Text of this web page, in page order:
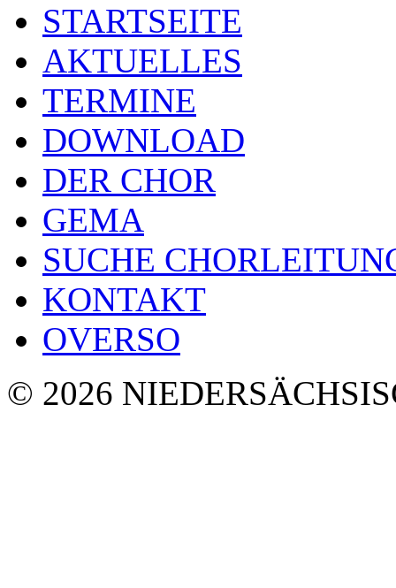
STARTSEITE
AKTUELLES
TERMINE
DOWNLOAD
DER CHOR
GEMA
SUCHE
KONTAKT
OVERSO
© 2026